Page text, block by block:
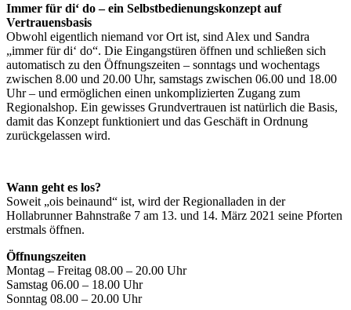
Immer für di‘ do – ein Selbstbedienungskonzept auf
Vertrauensbasis
Obwohl eigentlich niemand vor Ort ist, sind Alex und Sandra
„immer für di‘ do“. Die Eingangstüren öffnen und schließen sich
automatisch zu den Öffnungszeiten – sonntags und wochentags
zwischen 8.00 und 20.00 Uhr, samstags zwischen 06.00 und 18.00
Uhr – und ermöglichen einen unkomplizierten Zugang zum
Regionalshop. Ein gewisses Grundvertrauen ist natürlich die Basis,
damit das Konzept funktioniert und das Geschäft in Ordnung
zurückgelassen wird.
Wann geht es los?
Soweit „ois beinaund“ ist, wird der Regionalladen in der
Hollabrunner Bahnstraße 7 am 13. und 14. März 2021 seine Pforten
erstmals öffnen.
Öffnungszeiten
Montag – Freitag 08.00 – 20.00 Uhr
Samstag 06.00 – 18.00 Uhr
Sonntag 08.00 – 20.00 Uhr